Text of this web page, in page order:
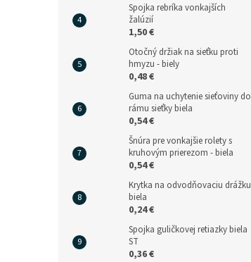
Spojka rebríka vonkajších
žalúzií
1,50 €
Otočný držiak na sieťku proti
hmyzu - biely
0,48 €
Guma na uchytenie sieťoviny do
rámu sieťky biela
0,54 €
Šnúra pre vonkajšie rolety s
kruhovým prierezom - biela
0,54 €
Krytka na odvodňovaciu drážku
biela
0,24 €
Spojka guličkovej retiazky biela
ST
0,36 €